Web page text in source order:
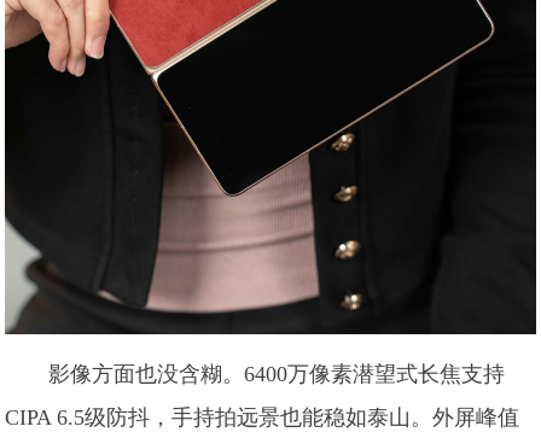
影像方面也没含糊。6400万像素潜望式长焦支持
CIPA 6.5级防抖，手持拍远景也能稳如泰山。外屏峰值